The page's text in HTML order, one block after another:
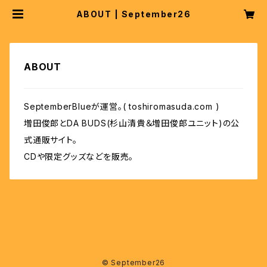
ABOUT | September26
ABOUT
SeptemberBlueが運営。( toshiromasuda.com )
増田俊郎とDA BUDS(杉山清貴＆増田俊郎ユニット)の公
式通販サイト。
CDや限定グッズなどを販売。
© September26